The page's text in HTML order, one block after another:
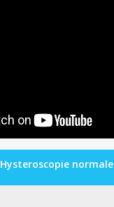
Hysteroscopie normale